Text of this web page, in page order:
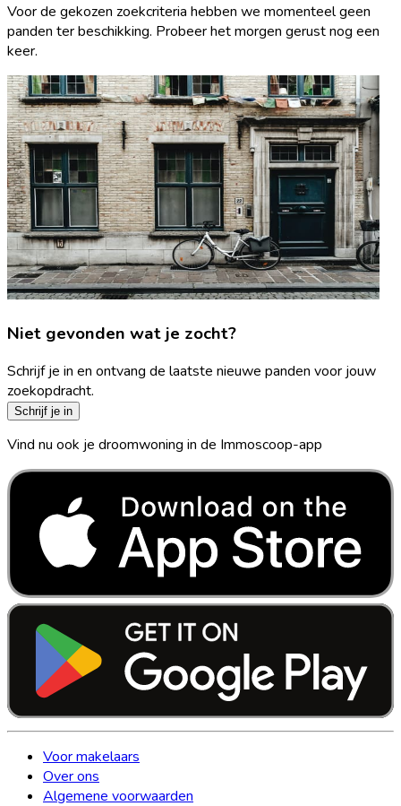
Voor de gekozen zoekcriteria hebben we momenteel geen
panden ter beschikking. Probeer het morgen gerust nog een
keer.
Niet gevonden wat je zocht?
Schrijf je in en ontvang de laatste nieuwe panden voor jouw
zoekopdracht.
Schrijf je in
Vind nu ook je droomwoning in de Immoscoop-app
Voor makelaars
Over ons
Algemene voorwaarden